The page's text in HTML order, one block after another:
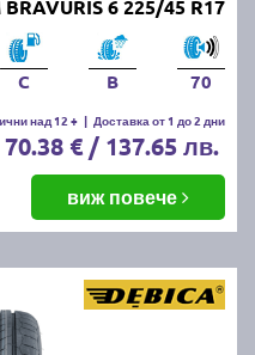
6 225/45 R17
C B 70
над 12 + | Доставка от 1 до 2 дни
70.38 € / 137.65 лв.
виж повече